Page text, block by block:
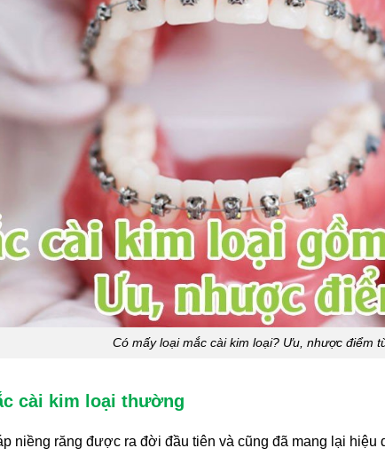
Có mấy loại mắc cài kim loại? Ưu, nhược điểm
cài kim loại thường
niềng răng được ra đời đầu tiên và cũng đã mang lại hiệu